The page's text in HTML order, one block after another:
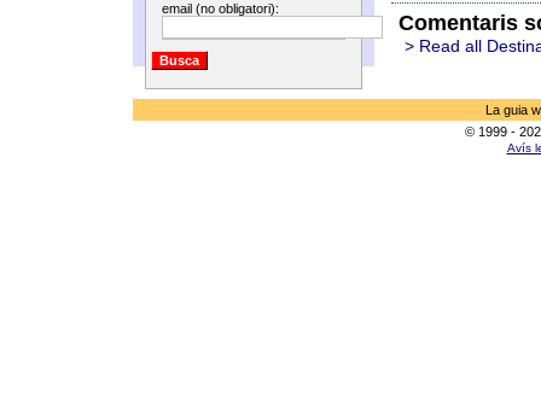
email (no obligatori):
Comentaris
> Read all
La guia
© 1999 -
Avís